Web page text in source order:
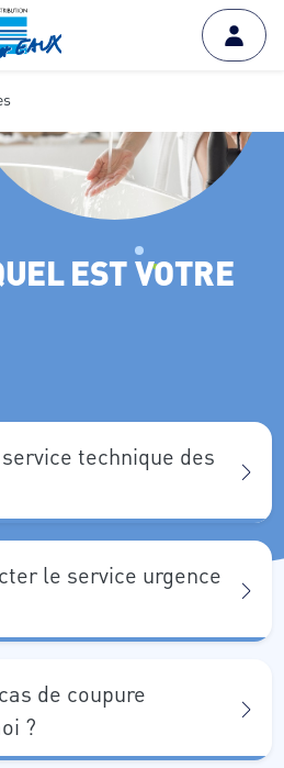
EST VOTRE
technique des
le service urgence
de coupure
?